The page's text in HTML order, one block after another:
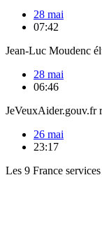
28 mai
07:42
Jean-Luc Moudenc
28 mai
06:46
JeVeuxAider.gouv.fr
26 mai
23:17
Les 9 France